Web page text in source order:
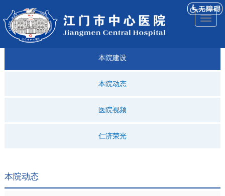
医院
简介
来院
导航
就诊
指引
专科
建设
仁济
科普
人才
招聘
仁济
医院
视频
本院建设
本院动态
医院视频
仁济荣光
本院动态